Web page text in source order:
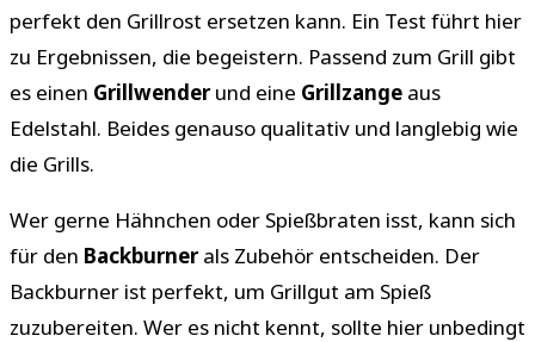
perfekt den Grillrost ersetzen kann. Ein Test führt hier
zu Ergebnissen, die begeistern. Passend zum Grill gibt
es einen Grillwenderund eine Grillzange aus
Edelstahl. Beides genauso qualitativ und langlebig wie
die Grills.
Wer gerne Hähnchen oder Spießbraten isst, kann sich
für den Backburnerals Zubehör entscheiden. Der
Backburner ist perfekt, um Grillgut am Spieß
zuzubereiten. Wer es nicht kennt, sollte hier unbedingt